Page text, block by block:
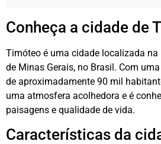
Conheça a cidade de
Timóteo é uma cidade localizada na
de Minas Gerais, no Brasil. Com
de aproximadamente 90 mil
uma atmosfera acolhedora e é
paisagens e qualidade de vida.
Características da